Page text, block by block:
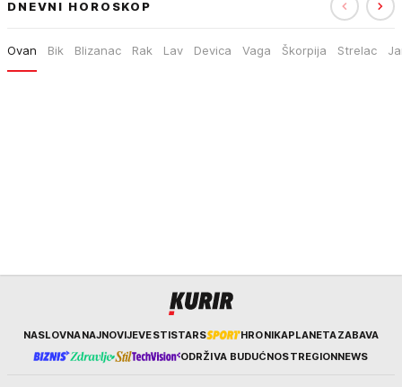
DNEVNI HOROSKOP
Ovan Bik Blizanac Rak Lav Devica Vaga Škorpija Strelac
KurirNASLOVNANAJNOVIJEVESTISTARS HRONIKAPLANETAZABAVA
ODRŽIVA BUDUĆNOSTREGIONNEWS